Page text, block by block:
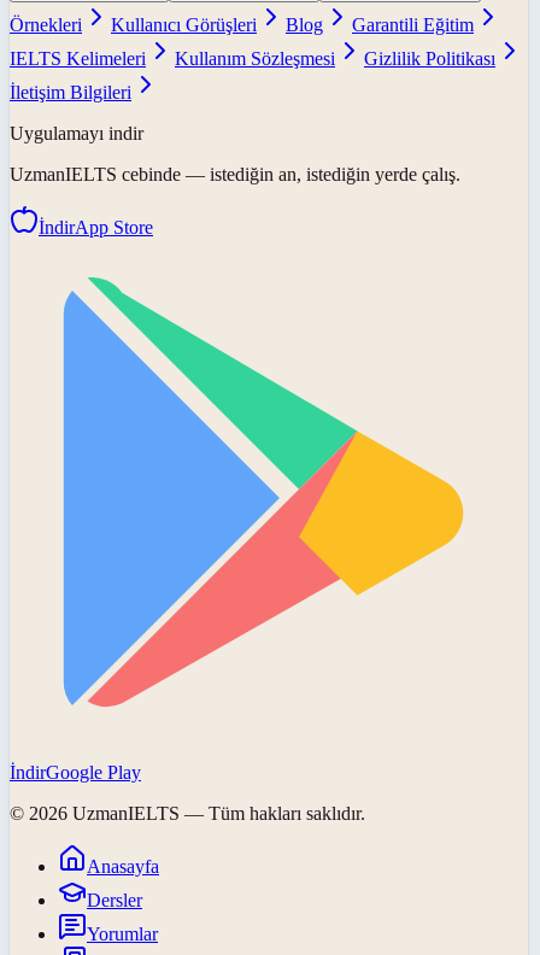
Örnekleri
Kullanıcı Görüşleri Blog
Garantili Eğitim
IELTS Kelimeleri
Kullanım Sözleşmesi
Gizlilik Politikası
İletişim Bilgileri
Uygulamayı indir
UzmanIELTS cebinde — istediğin an, istediğin yerde çalış.
İndirApp Store
İndirGoogle Play
© 2026 UzmanIELTS — Tüm hakları saklıdır.
Anasayfa
Dersler
Yorumlar